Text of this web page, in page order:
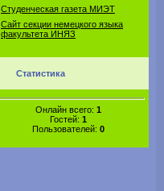
Студенческая газета МИЭТ
Сайт секции немецкого языка
факультета ИНЯЗ
Статистика
Онлайн всего: 1
Гостей: 1
Пользователей: 0